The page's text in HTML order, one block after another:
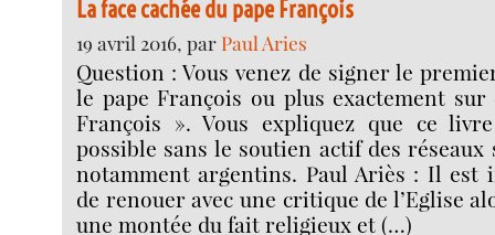
La face cachée du pape François
19 avril 2016, par Paul Aries
Question : Vous venez de signer le
le pape François ou plus exactement sur
François ». Vous expliquez que ce
possible sans le soutien actif des
notamment argentins. Paul Ariès : Il est
de renouer avec une critique de l’Eglise
une montée du fait religieux et (…)